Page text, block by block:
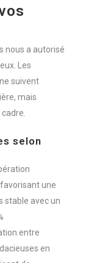
nous a autorisé
Les
suivent
mais
selon
une
stable avec un
entre
en